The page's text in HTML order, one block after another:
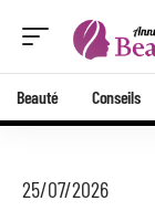
Beauté Conseils
25/07/2026